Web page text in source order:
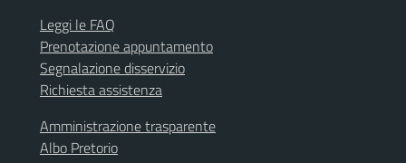
Leggi le FAQ
Prenotazione appuntamento
Segnalazione disservizio
Richiesta assistenza
Amministrazione trasparente
Albo Pretorio